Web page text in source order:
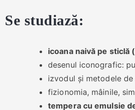
Se studiază:
icoana naivă pe sticlă
desenul iconografic:
izvodul și metodele
fizionomia, mâinile,
tempera cu emulsie